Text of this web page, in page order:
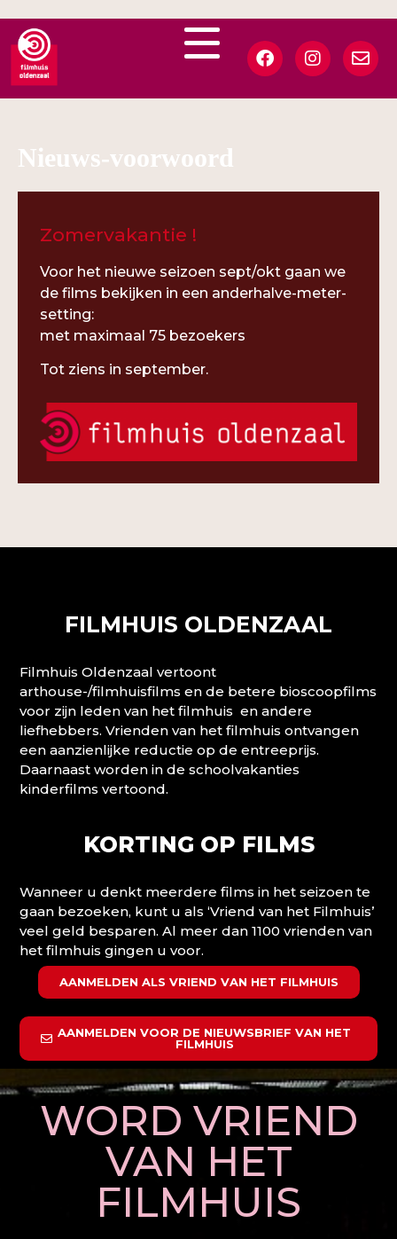
Nieuws-voorwoord
Zomervakantie !
Voor het nieuwe seizoen sept/okt gaan we
de films bekijken in een anderhalve-meter-
setting:
met maximaal 75 bezoekers
Tot ziens in september.
FILMHUIS OLDENZAAL
Filmhuis Oldenzaal vertoont
arthouse-/filmhuisfilms en de betere bioscoopfilms
voor zijn leden van het filmhuis en andere
liefhebbers. Vrienden van het filmhuis ontvangen
een aanzienlijke reductie op de entreeprijs.
Daarnaast worden in de schoolvakanties
kinderfilms vertoond.
KORTING OP FILMS
Wanneer u denkt meerdere films in het seizoen te
gaan bezoeken, kunt u als ‘Vriend van het Filmhuis’
veel geld besparen. Al meer dan 1100 vrienden van
het filmhuis gingen u voor.
AANMELDEN ALS VRIEND VAN HET FILMHUIS
AANMELDEN VOOR DE NIEUWSBRIEF VAN HET
FILMHUIS
WORD VRIEND
VAN HET
FILMHUIS